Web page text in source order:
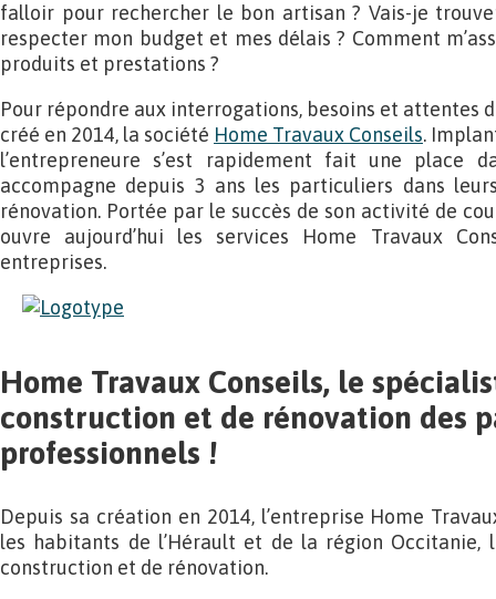
falloir pour rechercher le bon artisan ? Vais-je
respecter mon budget et mes délais ? Comment
produits et prestations ?
Pour répondre aux interrogations, besoins et attentes
créé en 2014, la société Home Travaux Conseils.
l’entrepreneure s’est rapidement fait une place
accompagne depuis 3 ans les particuliers dans
rénovation. Portée par le succès de son activité de
ouvre aujourd’hui les services Home Travaux
entreprises.
Home Travaux Conseils, le
construction et de rénovation des
professionnels !
Depuis sa création en 2014, l’entreprise Home
les habitants de l’Hérault et de la région Occitanie,
construction et de rénovation.